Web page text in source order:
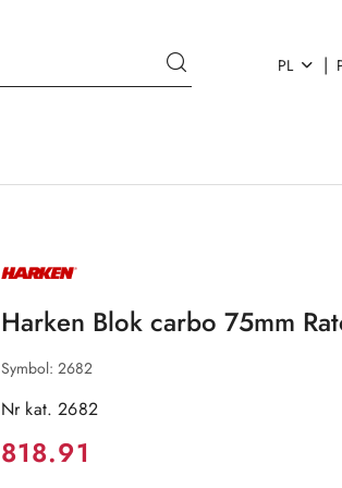
PL |
NAZWA
PRODUCENTA:
Harken Blok carbo 75mm
Symbol: 2682
Nr kat. 2682
Cena:
818.91